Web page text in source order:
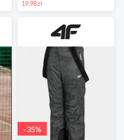
19.98 zł
-35%